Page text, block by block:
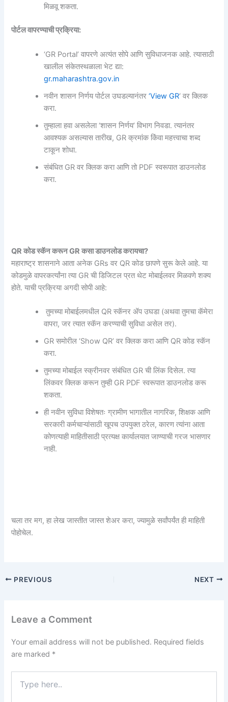
मिळवू शकता.
पोर्टल वापरण्याची प्रक्रिया:
‘GR Portal’ वापरणे अत्यंत सोपे आणि सुविधाजनक आहे. त्यासाठी
खालील संकेतस्थळाला भेट द्या:
gr.maharashtra.gov.in
नवीन शासन निर्णय पोर्टल उघडल्यानंतर‘View GR‘ वर क्लिक
करा.
तुम्हाला हवा असलेला ‘शासन निर्णय’ विभाग निवडा. त्यानंतर
आवश्यक असल्यास तारीख, GR क्रमांक किंवा महत्त्वाचा शब्द
टाकून शोधा.
संबंधित GR वर क्लिक करा आणि तो PDF स्वरूपात डाउनलोड
करा.
QR कोड स्कॅन करून GR कसा डाउनलोड करायचा?
महाराष्ट्र शासनाने आता अनेक GRs वर QR कोड छापणे सुरू केले आहे. या
कोडमुळे वापरकर्त्यांना त्या GR ची डिजिटल प्रत थेट मोबाईलवर मिळवणे शक्य
होते. याची प्रक्रिया अगदी सोपी आहे:
तुमच्या मोबाईलमधील QR स्कॅनर ॲप उघडा (अथवा तुमचा कॅमेरा
वापरा, जर त्यात स्कॅन करण्याची सुविधा असेल तर).
GR समोरील ‘Show QR’ वर क्लिक करा आणि QR कोड स्कॅन
करा.
तुमच्या मोबाईल स्क्रीनवर संबंधित GR ची लिंक दिसेल. त्या
लिंकवर क्लिक करून तुम्ही GR PDF स्वरूपात डाउनलोड करू
शकता.
ही नवीन सुविधा विशेषतः ग्रामीण भागातील नागरिक, शिक्षक आणि
सरकारी कर्मचाऱ्यांसाठी खूपच उपयुक्त ठरेल, कारण त्यांना आता
कोणत्याही माहितीसाठी प्रत्यक्ष कार्यालयात जाण्याची गरज भासणार
नाही.
चला तर मग, हा लेख जास्तीत जास्त शेअर करा, ज्यामुळे सर्वांपर्यंत ही माहिती
पोहोचेल.
PREVIOUS NEXT
Leave a Comment
Your email address will not be published. Required fields
are marked *
here..